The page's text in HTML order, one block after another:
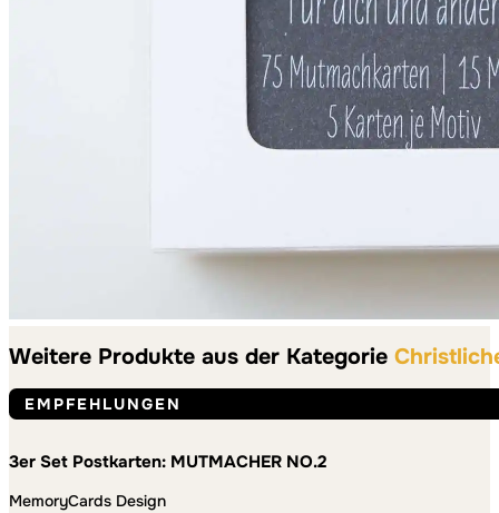
Weitere Produkte aus der Kategorie
EMPFEHLUNGEN
3er Set Postkarten: MUTMACHER NO.2
MemoryCards Design